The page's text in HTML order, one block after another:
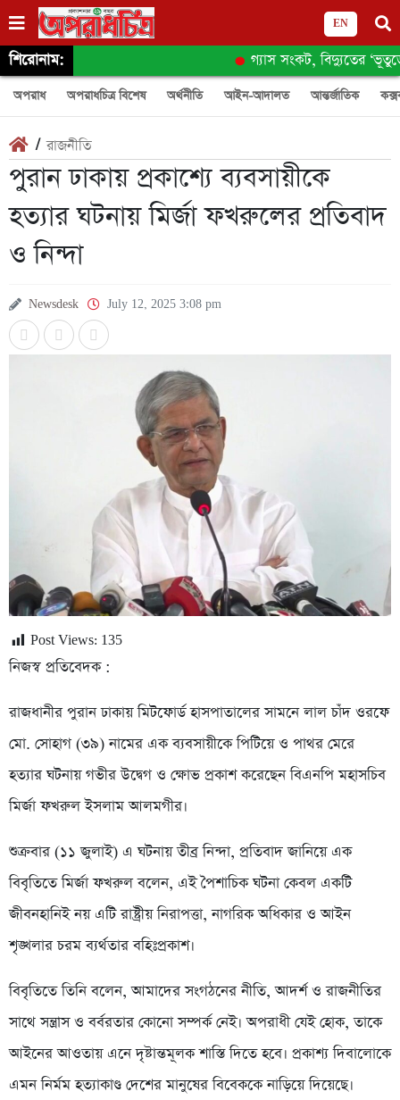
EN
শিরোনাম: গ্যাস সংকট, বিদ্যুতের ‘ভূতুড়ে
অপরাধ অপরাধচিত্র বিশেষ অর্থনীতি আইন-আদালত আন্তর্জাতিক
/রাজনীতি
পুরান ঢাকায় প্রকাশ্যে ব্যবসায়ীকে
হত্যার ঘটনায় মির্জা ফখরুলের প্রতিবাদ
ও নিন্দা
Newsdesk July 12, 2025 3:08 pm
Post Views: 135
নিজস্ব প্রতিবেদক :
রাজধানীর পুরান ঢাকায় মিটফোর্ড হাসপাতালের সামনে লাল চাঁদ ওরফে
মো. সোহাগ (৩৯) নামের এক ব্যবসায়ীকে পিটিয়ে ও পাথর মেরে
হত্যার ঘটনায় গভীর উদ্বেগ ও ক্ষোভ প্রকাশ করেছেন বিএনপি মহাসচিব
মির্জা ফখরুল ইসলাম আলমগীর।
শুক্রবার (১১ জুলাই) এ ঘটনায় তীব্র নিন্দা, প্রতিবাদ জানিয়ে এক
বিবৃতিতে মির্জা ফখরুল বলেন, এই পৈশাচিক ঘটনা কেবল একটি
জীবনহানিই নয় এটি রাষ্ট্রীয় নিরাপত্তা, নাগরিক অধিকার ও আইন
শৃঙ্খলার চরম ব্যর্থতার বহিঃপ্রকাশ।
বিবৃতিতে তিনি বলেন, আমাদের সংগঠনের নীতি, আদর্শ ও রাজনীতির
সাথে সন্ত্রাস ও বর্বরতার কোনো সম্পর্ক নেই। অপরাধী যেই হোক, তাকে
আইনের আওতায় এনে দৃষ্টান্তমূলক শাস্তি দিতে হবে। প্রকাশ্য দিবালোকে
এমন নির্মম হত্যাকাণ্ড দেশের মানুষের বিবেককে নাড়িয়ে দিয়েছে।